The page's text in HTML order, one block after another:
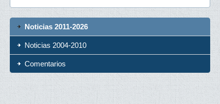
Noticias 2011-2026
Noticias 2004-2010
Comentarios